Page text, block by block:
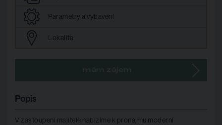
Parametry a vybavení
Lokalita
Popis
V zastoupení majitele nabízíme k pronájmu moderní